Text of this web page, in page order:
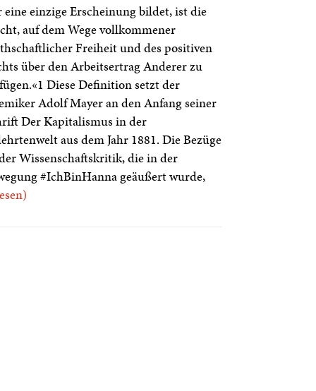
eine einzige Erscheinung bildet, ist die
auf dem Wege vollkommener
Freiheit und des positiven
über den Arbeitsertrag Anderer zu
Diese Definition setzt der
Adolf Mayer an den Anfang seiner
Der Kapitalismus in der
aus dem Jahr 1881. Die Bezüge
Wissenschaftskritik, die in der
#IchBinHanna geäußert wurde,